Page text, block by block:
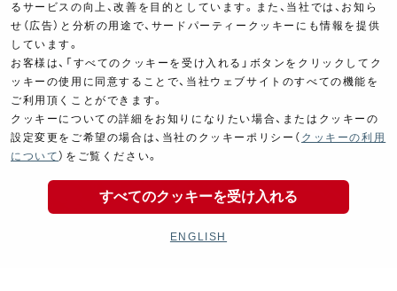
るサービスの向上、改善を目的としています。また、当社では、お知ら
せ（広告）と分析の用途で、サードパーティークッキーにも情報を提供
しています。
お客様は、「すべてのクッキーを受け入れる」ボタンをクリックしてク
ッキーの使用に同意することで、当社ウェブサイトのすべての機能を
ご利用頂くことができます。
クッキーについての詳細をお知りになりたい場合、またはクッキーの
設定変更をご希望の場合は、当社のクッキーポリシー（ クッキーの利用
について ）をご覧ください。
すべてのクッキーを受け入れる
ENGLISH